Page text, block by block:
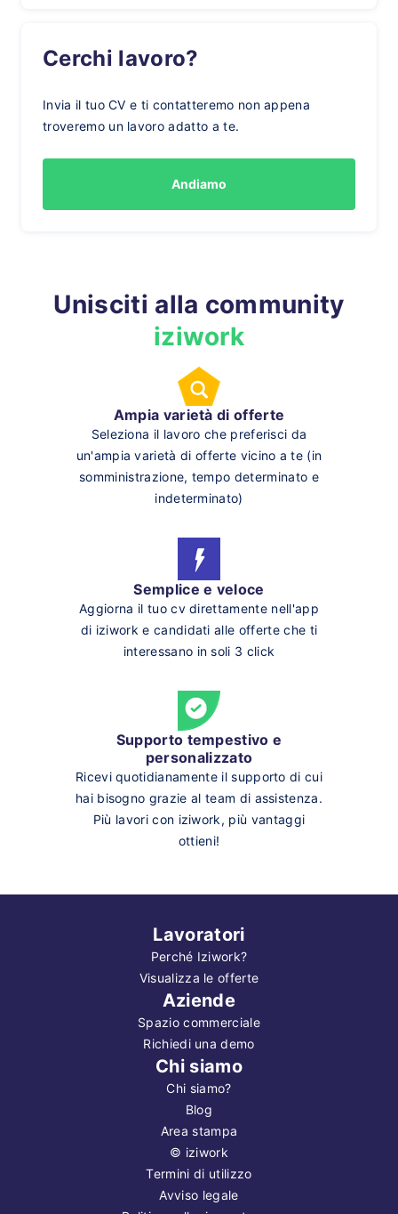
Cerchi lavoro?
Invia il tuo CV e ti contatteremo non appena
troveremo un lavoro adatto a te.
Andiamo
Unisciti alla community
iziwork
Ampia varietà di offerte
Seleziona il lavoro che preferisci da
un'ampia varietà di offerte vicino a te (in
somministrazione, tempo determinato e
indeterminato)
Semplice e veloce
Aggiorna il tuo cv direttamente nell'app
di iziwork e candidati alle offerte che ti
interessano in soli 3 click
Supporto tempestivo e
personalizzato
Ricevi quotidianamente il supporto di cui
hai bisogno grazie al team di assistenza.
Più lavori con iziwork, più vantaggi
ottieni!
Lavoratori
Perché Iziwork?
Visualizza le offerte
Aziende
Spazio commerciale
Richiedi una demo
Chi siamo
Chi siamo?
Blog
Area stampa
© iziwork
Termini di utilizzo
Avviso legale